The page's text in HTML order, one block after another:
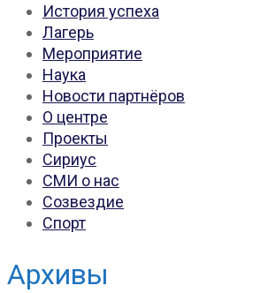
История успеха
Лагерь
Мероприятие
Наука
Новости партнёров
О центре
Проекты
Сириус
СМИ о нас
Созвездие
Спорт
Архивы